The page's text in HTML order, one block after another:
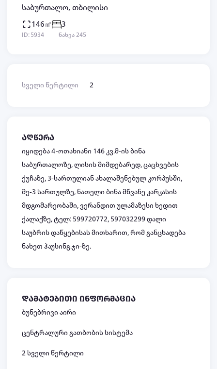
საბურთალო, თბილისი
146㎡ 3
ID: 5934 ნახვა 245
სველი წერტილი 2
აღწერა
იყიდება 4-ოთახიანი 146 კვ.მ-ის ბინა
საბურთალოზე, ლისის მიმდებარედ, ცაცხვების
ქუჩაზე, 3-სართულიან ახალაშენებულ კორპუსში,
მე-3 სართულზე, ნათელი ბინა მწვანე კარკასის
მდგომარეობაში, ვერანდით ულამაზესი ხედით
ქალაქზე, ტელ: 599720772, 597032299 დალი
საუბრის დაწყებისას მითხარით, რომ განცხადება
ნახეთ ჰაუსინგ.ჯი-ზე.
დამატებითი ინფორმაცია
ბუნებრივი აირი
ცენტრალური გათბობის სისტემა
2 სველი წერტილი